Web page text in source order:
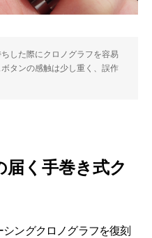
した際にクロノグラフを容易
タンの感触は少し重く、誤作
く手巻き式ク
ングクロノグラフを復刻